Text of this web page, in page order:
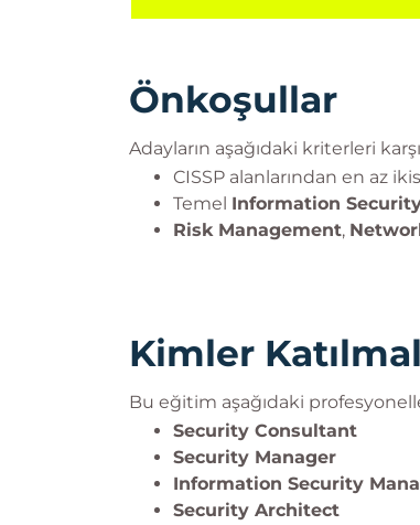
Önkoşullar
Adayların aşağıdaki kriterleri
CISSP alanlarından en az
Temel Information
Risk Management,
Kimler
Bu eğitim aşağıdaki
Security Consultant
Security Manager
Information Security
Security Architect